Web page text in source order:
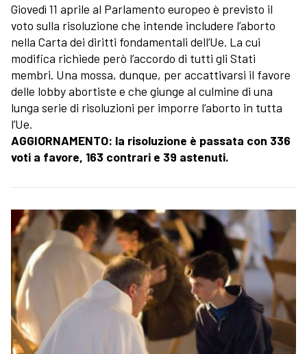
Giovedì 11 aprile al Parlamento europeo è previsto il
voto sulla risoluzione che intende includere l’aborto
nella Carta dei diritti fondamentali dell’Ue. La cui
modifica richiede però l’accordo di tutti gli Stati
membri. Una mossa, dunque, per accattivarsi il favore
delle lobby abortiste e che giunge al culmine di una
lunga serie di risoluzioni per imporre l’aborto in tutta
l’Ue.
AGGIORNAMENTO: la risoluzione è passata con 336
voti a favore, 163 contrari e 39 astenuti.